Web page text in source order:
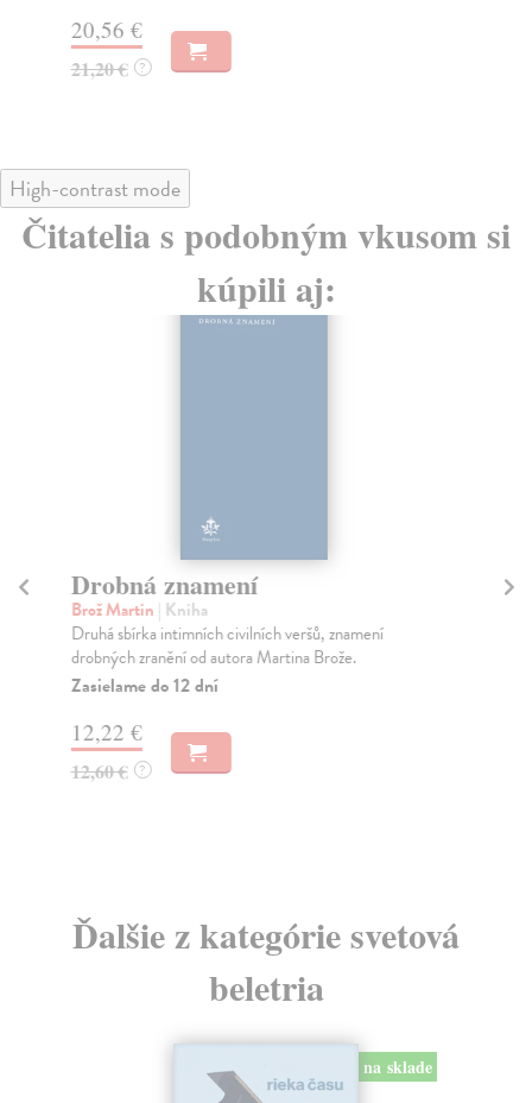
20,56 €
21,20 € ?
High-contrast mode
Čitatelia s podobným vkusom si
kúpili aj:
Drobná znamení
Brož Martin | Kniha
Druhá sbírka intimních civilních veršů, znamení
drobných zranění od autora Martina Brože.
Zasielame do 12 dní
12,22 €
12,60 € ?
Ďalšie z kategórie svetová
beletria
na sklade